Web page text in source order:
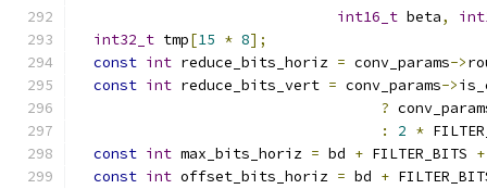
int16_t beta,
int32_t tmp[15 * 8];
const int reduce_bits_horiz = conv_params->
const int reduce_bits_vert = conv_params->
?
:
2 *
const int max_bits_horiz = bd + FILTER_BITS +
const int offset_bits_horiz = bd +